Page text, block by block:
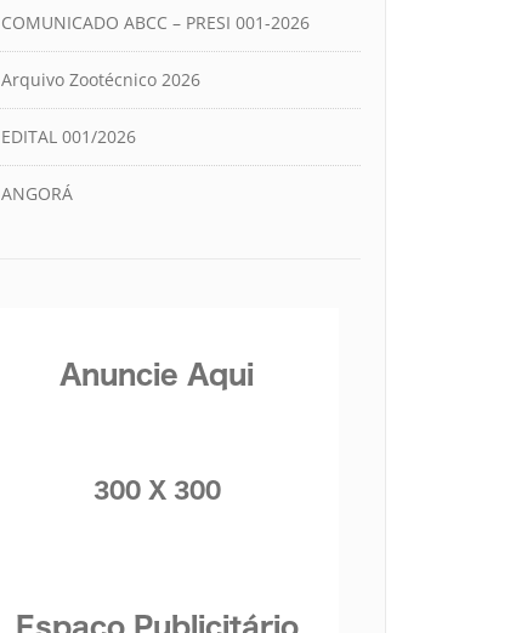
COMUNICADO ABCC – PRESI 001-2026
Arquivo Zootécnico 2026
EDITAL 001/2026
ANGORÁ